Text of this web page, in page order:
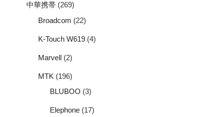
中華携帯 (269)
Broadcom (22)
K-Touch W619 (4)
Marvell (2)
MTK (196)
BLUBOO (3)
Elephone (17)